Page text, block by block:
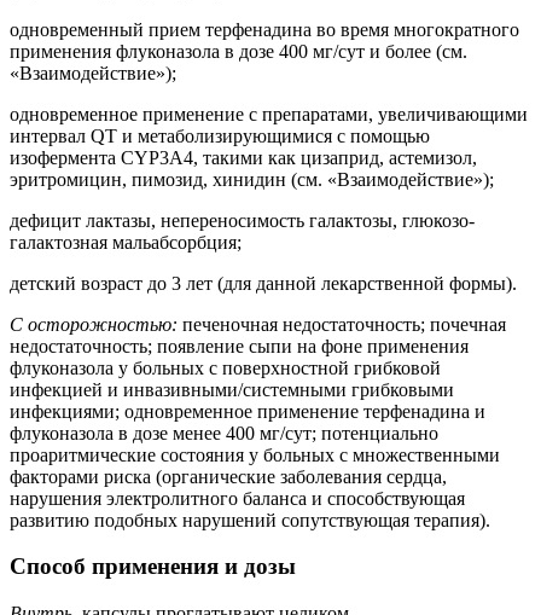
одновременный прием терфенадина во время многократного
применения флуконазола в дозе 400 мг/сут и более (см.
«Взаимодействие»);
одновременное применение с препаратами, увеличивающими
интервал QT и метаболизирующимися с помощью
изофермента CYP3A4, такими как цизаприд, астемизол,
эритромицин, пимозид, хинидин (см. «Взаимодействие»);
дефицит лактазы, непереносимость галактозы, глюкозо-
галактозная мальабсорбция;
детский возраст до 3 лет (для данной лекарственной формы).
С осторожностью: печеночная недостаточность; почечная
недостаточность; появление сыпи на фоне применения
флуконазола у больных с поверхностной грибковой
инфекцией и инвазивными/системными грибковыми
инфекциями; одновременное применение терфенадина и
флуконазола в дозе менее 400 мг/сут; потенциально
проаритмические состояния у больных с множественными
факторами риска (органические заболевания сердца,
нарушения электролитного баланса и способствующая
развитию подобных нарушений сопутствующая терапия).
Способ применения и дозы